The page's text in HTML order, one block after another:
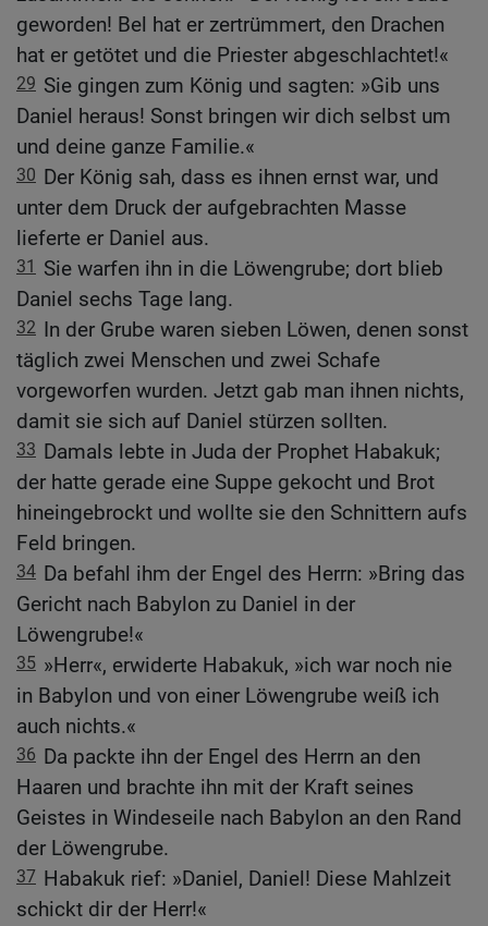
geworden! Bel hat er zertrümmert, den Drachen
hat er getötet und die Priester abgeschlachtet!«
29 Sie gingen zum König und sagten: »Gib uns
Daniel heraus! Sonst bringen wir dich selbst um
und deine ganze Familie.«
30 Der König sah, dass es ihnen ernst war, und
unter dem Druck der aufgebrachten Masse
lieferte er Daniel aus.
31
Sie warfen ihn in die Löwengrube; dort blieb
Daniel sechs Tage lang.
32 In der Grube waren sieben Löwen, denen sonst
täglich zwei Menschen und zwei Schafe
vorgeworfen wurden. Jetzt gab man ihnen nichts,
damit sie sich auf Daniel stürzen sollten.
33 Damals lebte in Juda der Prophet Habakuk;
der hatte gerade eine Suppe gekocht und Brot
hineingebrockt und wollte sie den Schnittern aufs
Feld bringen.
34 Da befahl ihm der Engel des Herrn: »Bring das
Gericht nach Babylon zu Daniel in der
Löwengrube!«
35 »Herr«, erwiderte Habakuk, »ich war noch nie
in Babylon und von einer Löwengrube weiß ich
auch nichts.«
36 Da packte ihn der Engel des Herrn an den
Haaren und brachte ihn mit der Kraft seines
Geistes in Windeseile nach Babylon an den Rand
der Löwengrube.
37 Habakuk rief: »Daniel, Daniel! Diese Mahlzeit
schickt dir der Herr!«